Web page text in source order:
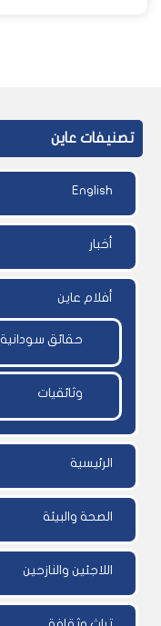
تصنيفات عاين
English
أخبار
أفلام عاين
حقائق سودانية
وثائقيات
الرئيسية
الصحة والبيئة
اللاجئين والنازحين